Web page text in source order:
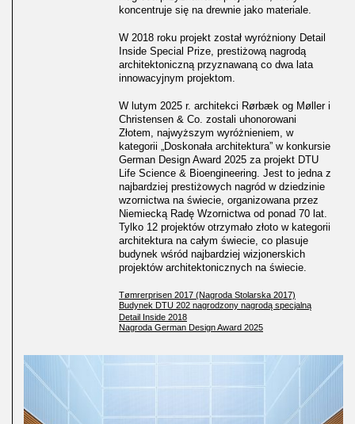
koncentruje się na drewnie jako materiale.
W 2018 roku projekt został wyróżniony Detail
Inside Special Prize, prestiżową nagrodą
architektoniczną przyznawaną co dwa lata
innowacyjnym projektom.
W lutym 2025 r. architekci Rørbæk og Møller i
Christensen & Co. zostali uhonorowani
Złotem, najwyższym wyróżnieniem, w
kategorii „Doskonała architektura” w konkursie
German Design Award 2025 za projekt DTU
Life Science & Bioengineering. Jest to jedna z
najbardziej prestiżowych nagród w dziedzinie
wzornictwa na świecie, organizowana przez
Niemiecką Radę Wzornictwa od ponad 70 lat.
Tylko 12 projektów otrzymało złoto w kategorii
architektura na całym świecie, co plasuje
budynek wśród najbardziej wizjonerskich
projektów architektonicznych na świecie.
Tømrerprisen 2017 (Nagroda Stolarska 2017)
Budynek DTU 202 nagrodzony nagrodą specjalną
Detail Inside 2018
Nagroda German Design Award 2025